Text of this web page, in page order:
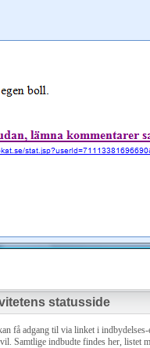
statusside
få adgang til via linket i
Samtlige indbudte findes her, listet